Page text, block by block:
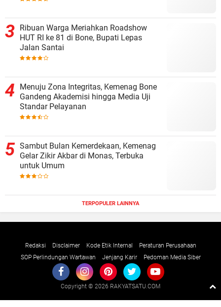
Ribuan Warga Meriahkan Roadshow
HUT RI ke 81 di Bone, Bupati Lepas
Jalan Santai
Menuju Zona Integritas, Kemenag Bone
Gandeng Akademisi hingga Media Uji
Standar Pelayanan
Sambut Bulan Kemerdekaan, Kemenag
Gelar Zikir Akbar di Monas, Terbuka
untuk Umum
TERPOPULER LAINNYA
Redaksi Disclaimer Kode Etik Internal
Peraturan Perusahaan
SOP Perlindungan Wartawan
Jenjang Karir Pedoman Media Siber
Copyright © 2026 RAKYATSATU.COM
Raushan